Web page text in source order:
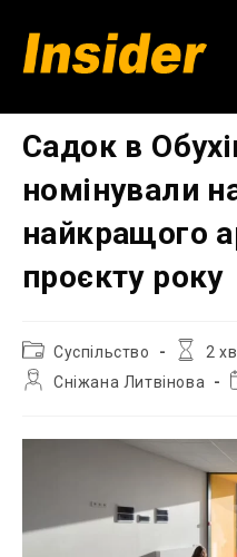
вмісту
Садок в
номінували
найкращого
проєкту року
Категорія
запису:
Суспільство
Час
2
АвторСніжана Литвінова